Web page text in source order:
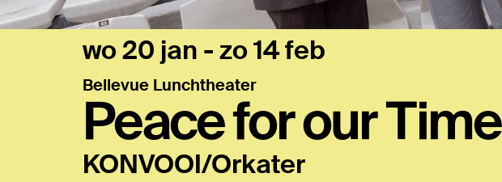
Peace for our Time
KONVOOI/Orkater
Bellevue Lunchtheater
wo 20 jan -zo 14 feb